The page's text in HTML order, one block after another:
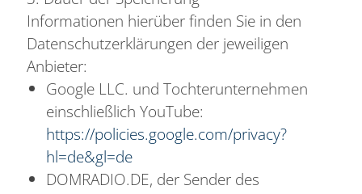
Informationen hierüber finden Sie in den
Datenschutzerklärungen der jeweiligen
Anbieter:
Google LLC. und Tochterunternehmen
einschließlich YouTube:
https://policies.google.com/privacy?
hl=de&gl=de
DOMRADIO.DE, der Sender des